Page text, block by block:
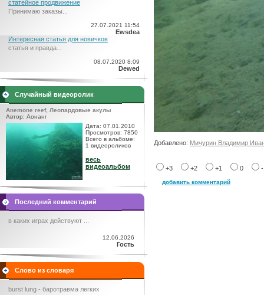
статейное продвижение
Принимаю заказы...
27.07.2021 11:54
Ewsdea
Интересная статья для новичков
статья и правда...
08.07.2020 8:09
Dewed
Случайный видеоролик
Anemone reef, Леопардовые акулы
Автор: Аонанг
Дата: 07.01.2010
Просмотров: 7850
Всего в альбоме:
1 видеороликов
весь
видеоальбом
Последний комментарий
в каких играх действуют ...
12.06.2026
Гость
Слово из словаря
burst lung - баротравма легких
Добавлено: Мичурин Владимир
+3 +2 +1 0
добавить комментарий